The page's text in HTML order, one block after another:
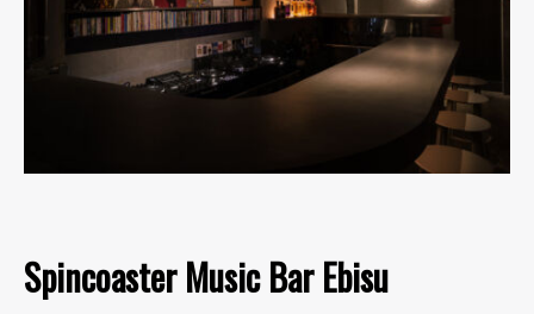
Spincoaster Music Bar Ebisu